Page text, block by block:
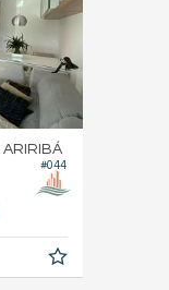
#044
ARIRIBÁ